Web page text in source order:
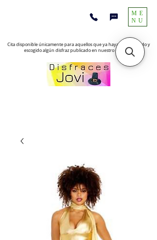
Cita disponible únicamente para aquellos que ya hayan encontrado y
escogido algún disfraz publicado en nuestro sitio web
ME
NU